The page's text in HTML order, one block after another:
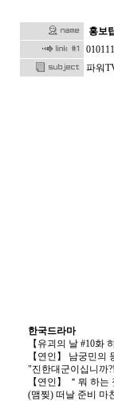
홍보
파워
한국드라마
【유괴의 날 #10화
【연인】 남궁민의
"진한대군이십니까
【연인】 ＂뭐 하
(맴찢) 떠날 준비 마